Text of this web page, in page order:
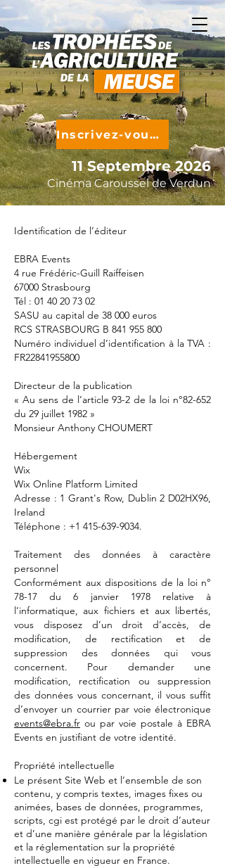
Inscrivez-vous !
11 Septembre 2026
Cinéma Caroussel de Verdun
Identification de l’éditeur
EBRA Events
4 rue Frédéric-Guill Raiffeisen
67000 Strasbourg
Tél : 01 40 20 73 02
SASU au capital de 38 000 euros
RCS STRASBOURG B 841 955 800
Numéro individuel d’identification à la TVA :
FR22841955800
Directeur de la publication
« Au sens de l’article 93-2 de la loi n°82-652
du 29 juillet 1982 »
Monsieur Anthony CHOUMERT
Hébergement
Wix
Wix Online Platform Limited
Adresse : 1 Grant's Row, Dublin 2 D02HX96,
Ireland
Téléphone : +1 415-639-9034.
Traitement des données à caractère
personnel
Conformément aux dispositions de la loi n°
78-17 du 6 janvier 1978 relative à
l’informatique, aux fichiers et aux libertés,
vous disposez d’un droit d’accès, de
modification, de rectification et de
suppression des données qui vous
concernent. Pour demander une
modification, rectification ou suppression
des données vous concernant, il vous suffit
d’envoyer un courrier par voie électronique
events@ebra.fr ou par voie postale à EBRA
Events en justifiant de votre identité.
Propriété intellectuelle
Le présent Site Web et l’ensemble de son
contenu, y compris textes, images fixes ou
animées, bases de données, programmes,
scripts, cgi est protégé par le droit d’auteur
et d’une manière générale par la législation
et la réglementation sur la propriété
intellectuelle en vigueur en France.